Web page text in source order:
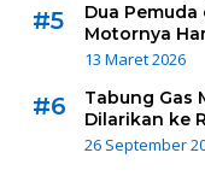
#5
Dua
Motornya
13 Maret 2026
#6
Tabung Gas
Dilarikan ke
26 September